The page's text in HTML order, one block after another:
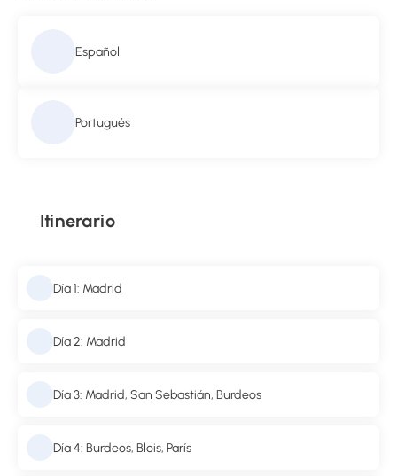
Español
Portugués
Itinerario
Día 1: Madrid
Día 2: Madrid
Día 3: Madrid, San Sebastián, Burdeos
Día 4: Burdeos, Blois, París